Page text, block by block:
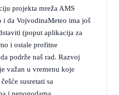
projekta mreža AMS
i da VojvodinaMeteo ima još
(poput aplikacija za
i ostale profitne
podrže naš rad. Razvoj
važan u vremenu koje
susretati sa